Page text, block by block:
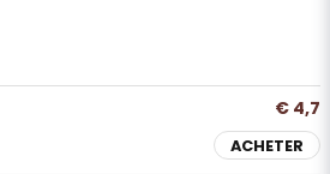
€ 4,7
ACHETER